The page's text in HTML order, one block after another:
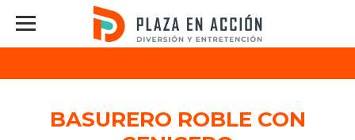
BASURERO ROBLE CON